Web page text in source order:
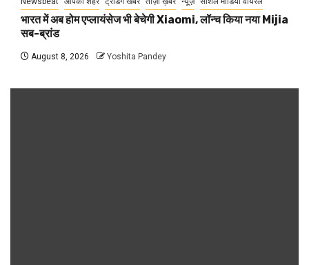
भारत में अब होम एप्लायंसेज भी बेचेगी Xiaomi, लॉन्च किया नया Mijia
सब-ब्रांड
August 8, 2026 Yoshita Pandey